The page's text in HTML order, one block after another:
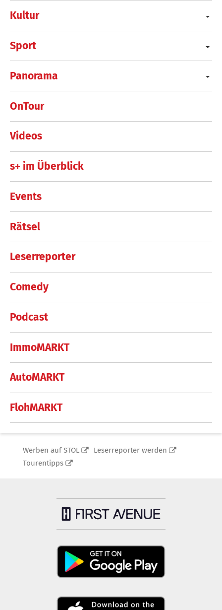
Kultur
Sport
Panorama
OnTour
Videos
s+ im Überblick
Events
Rätsel
Leserreporter
Comedy
Podcast
ImmoMARKT
AutoMARKT
FlohMARKT
Werben auf STOL
Leserreporter werden
Tourentipps